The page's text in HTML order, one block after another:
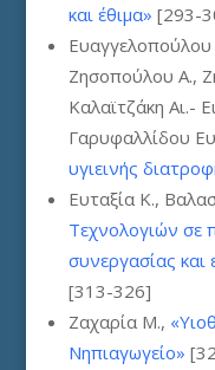
και έθιμα» [293-
Ζησοπούλου Α.,
Καλαϊτζάκη Αι.-
Γαρυφαλλίδου
υγιεινής
Ευταξία Κ.,
Τεχνολογιών σε
συνεργασίας
[313-326]
Ζαχαρία Μ.,
Νηπιαγωγείο»